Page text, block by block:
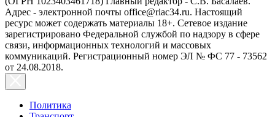
Адрес - электронной почты office@riac34.ru. Настоящий
ресурс может содержать материалы 18+. Сетевое издание
зарегистрировано Федеральной службой по надзору в сфере
связи, информационных технологий и массовых
коммуникаций. Регистрационный номер ЭЛ № ФС 77 - 73562
от 24.08.2018.
Политика